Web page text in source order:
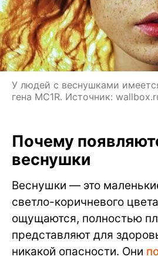
У людей с веснушками
гена MC1R. Источник:
Почему
веснушки
Веснушки — это
светло-коричневого
ощущаются, полностью
представляют для
никакой опасности. Они